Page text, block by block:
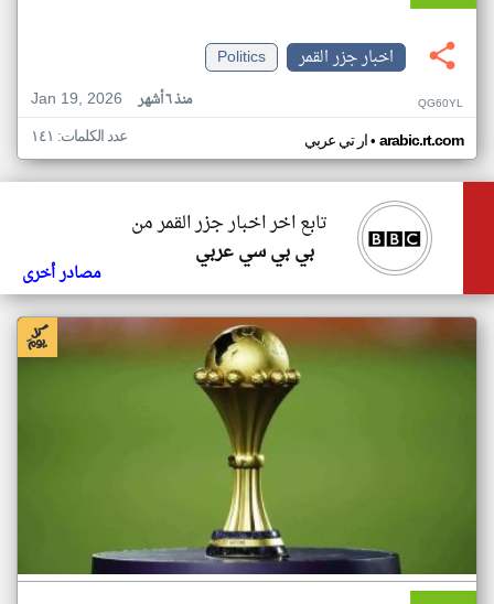
اخبار جزر القمر
Politics
Jan 19, 2026
منذ ٦ أشهر QG60YL
ار تي عربي• arabic.rt.com عدد الكلمات: ١٤١
تابع اخر اخبار جزر القمر من
بي بي سي عربي
مصادر أخرى